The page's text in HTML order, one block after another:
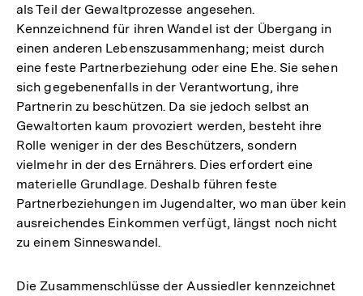
als Teil der Gewaltprozesse angesehen.
Kennzeichnend für ihren Wandel ist der Übergang in
einen anderen Lebenszusammenhang; meist durch
eine feste Partnerbeziehung oder eine Ehe. Sie sehen
sich gegebenenfalls in der Verantwortung, ihre
Partnerin zu beschützen. Da sie jedoch selbst an
Gewaltorten kaum provoziert werden, besteht ihre
Rolle weniger in der des Beschützers, sondern
vielmehr in der des Ernährers. Dies erfordert eine
materielle Grundlage. Deshalb führen feste
Partnerbeziehungen im Jugendalter, wo man über kein
ausreichendes Einkommen verfügt, längst noch nicht
zu einem Sinneswandel.
Die Zusammenschlüsse der Aussiedler kennzeichnet